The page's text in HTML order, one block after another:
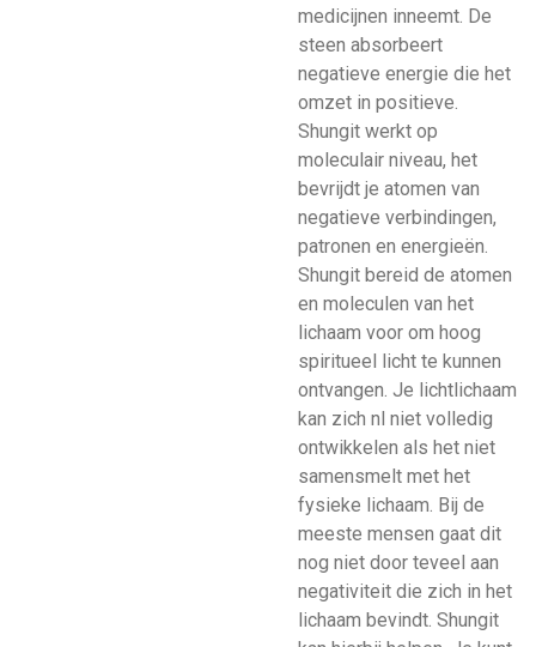
medicijnen inneemt. De
steen absorbeert
negatieve energie die het
omzet in positieve.
Shungit werkt op
moleculair niveau, het
bevrijdt je atomen van
negatieve verbindingen,
patronen en energieën.
Shungit bereid de atomen
en moleculen van het
lichaam voor om hoog
spiritueel licht te kunnen
ontvangen. Je lichtlichaam
kan zich nl niet volledig
ontwikkelen als het niet
samensmelt met het
fysieke lichaam. Bij de
meeste mensen gaat dit
nog niet door teveel aan
negativiteit die zich in het
lichaam bevindt. Shungit